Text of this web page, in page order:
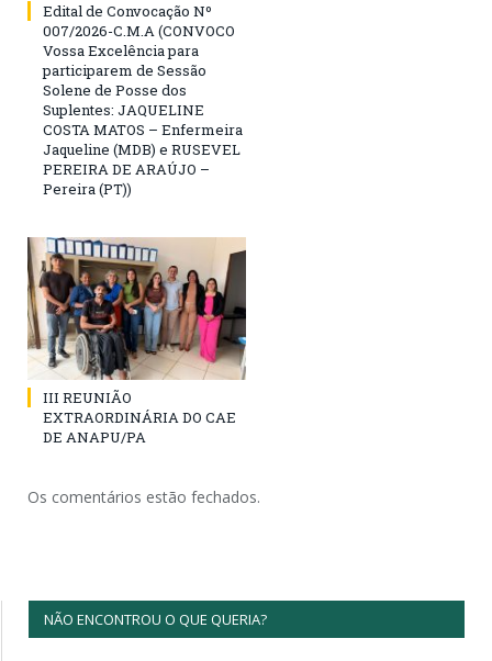
Edital de Convocação Nº
007/2026-C.M.A (CONVOCO
Vossa Excelência para
participarem de Sessão
Solene de Posse dos
Suplentes: JAQUELINE
COSTA MATOS – Enfermeira
Jaqueline (MDB) e RUSEVEL
PEREIRA DE ARAÚJO –
Pereira (PT))
III REUNIÃO
EXTRAORDINÁRIA DO CAE
DE ANAPU/PA
Os comentários estão fechados.
NÃO ENCONTROU O QUE QUERIA?